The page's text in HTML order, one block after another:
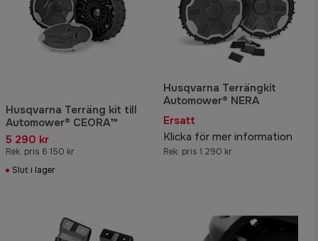
Husqvarna Terräng kit till
Automower® CEORA™
5 290 kr
Rek. pris 6 150 kr
Slut i lager
Husqvarna Terrängkit
Automower® NERA
Ersatt
Klicka för mer information
Rek. pris 1 290 kr